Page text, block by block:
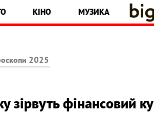
КІНО МУЗИКА
2025
зірвуть фінансовий